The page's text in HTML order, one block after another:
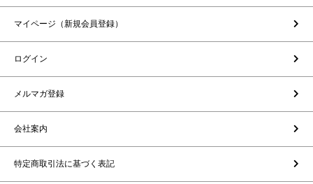
マイページ（新規会員登録）
ログイン
メルマガ登録
会社案内
特定商取引法に基づく表記